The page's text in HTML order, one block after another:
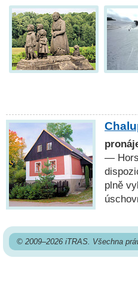
—
plně
© 2009–2026 iTRAS. Všechna